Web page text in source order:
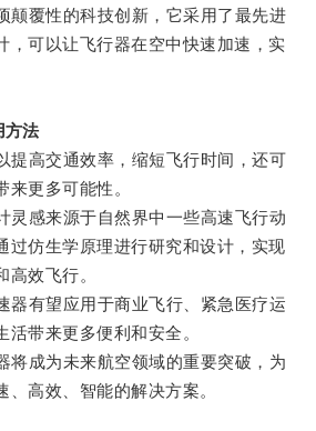
覆性的科技创新，它采用了最先进
，可以让飞行器在空中快速加速，实
方法
高交通效率，缩短飞行时间，还可
来更多可能性。
感来源于自然界中一些高速飞行动
过仿生学原理进行研究和设计，实现
高效飞行。
有望应用于商业飞行、紧急医疗运
带来更多便利和安全。
成为未来航空领域的重要突破，为
、高效、智能的解决方案。